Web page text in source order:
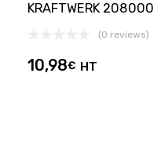
Ajouter au panier
KRAFTWERK 208000
(0 reviews)
10,98€ HT